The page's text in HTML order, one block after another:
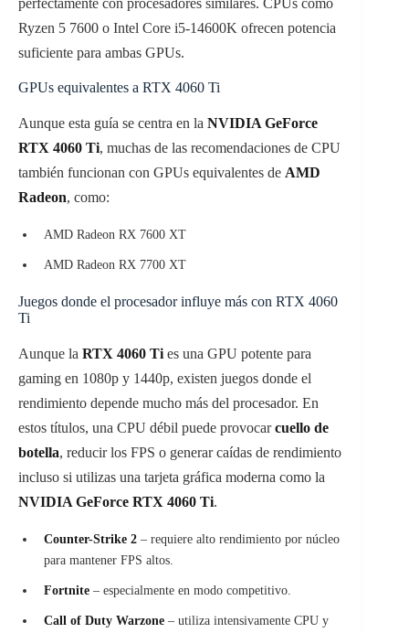
Ryzen 5 7600 o Intel Core i5-14600K ofrecen potencia
suficiente para ambas GPUs.
GPUs equivalentes a RTX 4060 Ti
Aunque esta guía se centra en la NVIDIA GeForce
RTX 4060 Ti, muchas de las recomendaciones de CPU
también funcionan con GPUs equivalentes de AMD
Radeon, como:
AMD Radeon RX 7600 XT
AMD Radeon RX 7700 XT
Juegos donde el procesador influye más con RTX 4060
Ti
Aunque la RTX 4060 Ti es una GPU potente para
gaming en 1080p y 1440p, existen juegos donde el
rendimiento depende mucho más del procesador. En
estos títulos, una CPU débil puede provocarcuello de
botella, reducir los FPS o generar caídas de rendimiento
incluso si utilizas una tarjeta gráfica moderna como la
NVIDIA GeForce RTX 4060 Ti.
Counter-Strike 2 – requiere alto rendimiento por núcleo
para mantener FPS altos.
Fortnite – especialmente en modo competitivo.
Call of Duty Warzone – utiliza intensivamente CPU y